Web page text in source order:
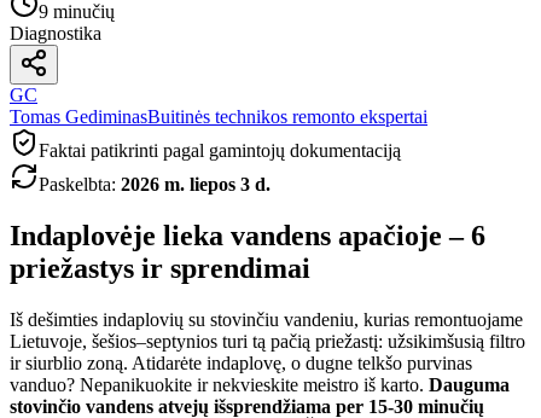
9 minučių
Diagnostika
GC
Tomas GediminasBuitinės technikos remonto ekspertai
Faktai patikrinti pagal gamintojų dokumentaciją
Paskelbta: 2026 m. liepos 3 d.
Indaplovėje lieka vandens apačioje – 6
priežastys ir sprendimai
Iš dešimties indaplovių su stovinčiu vandeniu, kurias remontuojame
Lietuvoje, šešios–septynios turi tą pačią priežastį: užsikimšusią filtro
ir siurblio zoną. Atidarėte indaplovę, o dugne telkšo purvinas
vanduo? Nepanikuokite ir nekvieskite meistro iš karto. Dauguma
stovinčio vandens atvejų išsprendžiama per 15-30 minučių